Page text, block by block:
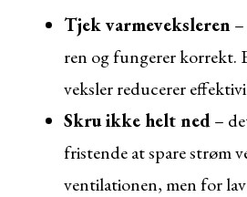
Tjek varmeveksleren
ren og fungerer korrekt.
veksler reducerer
Skru ikke helt ned–
fristende at spare strøm
ventilationen, men for